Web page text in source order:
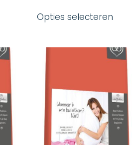
kan
gekozen
worden
Opties selecteren
Deze
optie
kan
op
de